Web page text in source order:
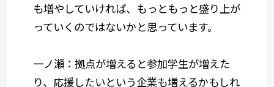
も増やしていければ、もっともっと盛り上が
っていくのではないかと思っています。
一ノ瀬：拠点が増えると参加学生が増えた
り、応援したいという企業も増えるかもしれ